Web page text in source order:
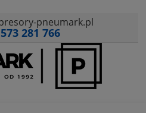
pneumark.pl
281 766